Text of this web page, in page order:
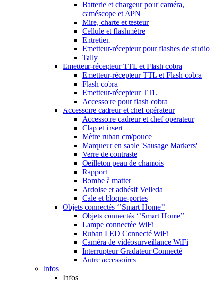
Batterie et chargeur pour caméra,
caméscope et APN
Mire, charte et testeur
Cellule et flashmètre
Entretien
Emetteur-récepteur pour flashes de studio
Tally
Emetteur-récepteur TTL et Flash cobra
Emetteur-récepteur TTL et Flash cobra
Flash cobra
Emetteur-récepteur TTL
Accessoire pour flash cobra
Accessoire cadreur et chef opérateur
Accessoire cadreur et chef opérateur
Clap et insert
Mètre ruban cm/pouce
Marqueur en sable 'Sausage Markers'
Verre de contraste
Oeilleton peau de chamois
Rapport
Bombe à matter
Ardoise et adhésif Velleda
Cale et bloque-portes
Objets connectés ‘’Smart Home’’
Objets connectés ‘’Smart Home’’
Lampe connectée WiFi
Ruban LED Connecté WiFi
Caméra de vidéosurveillance WiFi
Interrupteur Gradateur Connecté
Autre accessoires
Infos
Infos